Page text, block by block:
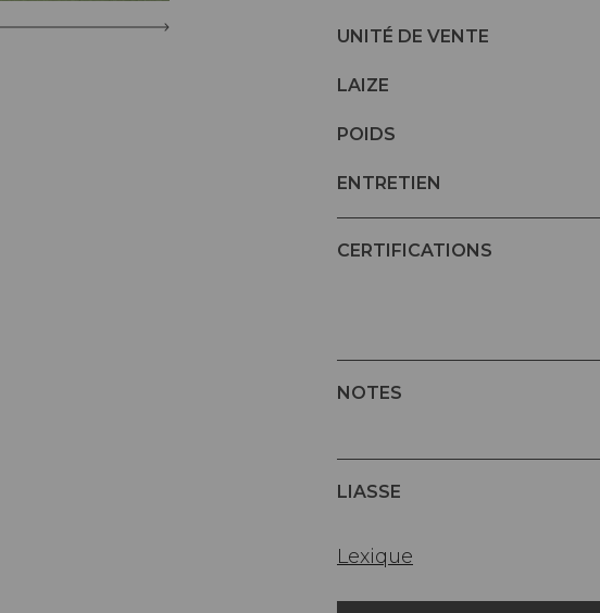
UNITÉ DE VENTE
LAIZE
POIDS
ENTRETIEN
CERTIFICATIONS
NOTES
LIASSE
Lexique